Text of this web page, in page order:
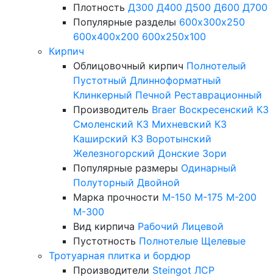
Плотность Д300 Д400 Д500 Д600 Д700
Популярные разделы 600х300х250
600х400х200 600х250х100
Кирпич
Облицовочный кирпич Полнотелый
Пустотный Длинноформатный
Клинкерный Печной Реставрационный
Производитель Braer Воскресенский КЗ
Смоленский КЗ Михневский КЗ
Каширский КЗ Воротынский
Железногорский Донские Зори
Популярные размеры Одинарный
Полуторный Двойной
Марка прочности М-150 М-175 М-200
М-300
Вид кирпича Рабочий Лицевой
Пустотность Полнотелые Щелевые
Тротуарная плитка и бордюр
Производители Steingot ЛСР